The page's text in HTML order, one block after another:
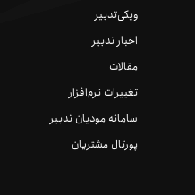
ویکی‌تدبیر
اخبار تدبیر
مقالات
تغییرات نرم‌افزار
سامانه مودیان تدبیر
پورتال مشتریان